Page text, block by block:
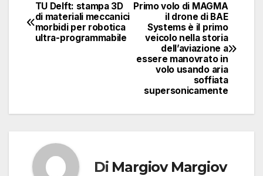
Navigazione
articoli
Primo volo di MAGMA
il drone di BAE
Systems è il primo
veicolo nella storia
dell’aviazione a
essere manovrato in
volo usando aria
soffiata
supersonicamente
TU Delft: stampa 3D
di materiali meccanici
morbidi per robotica
ultra-programmabile
Di Margiov Margiov